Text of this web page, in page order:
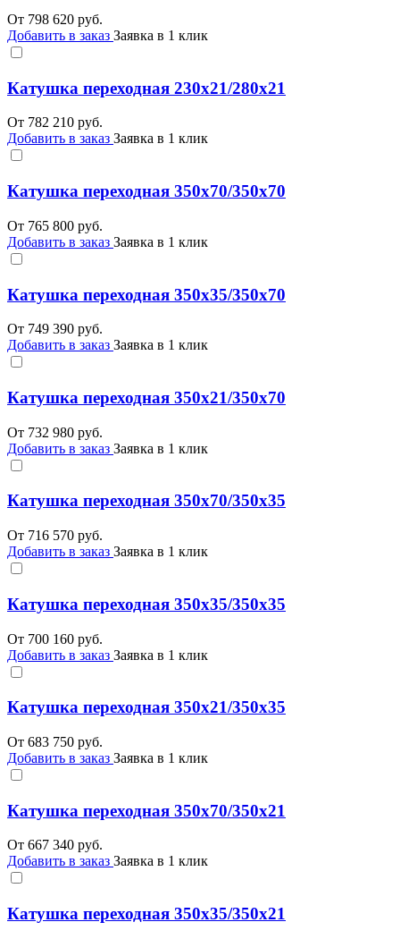
От 798 620 руб.
Добавить в заказ Заявка в 1 клик
Катушка переходная 230х21/280х21
От 782 210 руб.
Добавить в заказ Заявка в 1 клик
Катушка переходная 350х70/350х70
От 765 800 руб.
Добавить в заказ Заявка в 1 клик
Катушка переходная 350х35/350х70
От 749 390 руб.
Добавить в заказ Заявка в 1 клик
Катушка переходная 350х21/350х70
От 732 980 руб.
Добавить в заказ Заявка в 1 клик
Катушка переходная 350х70/350х35
От 716 570 руб.
Добавить в заказ Заявка в 1 клик
Катушка переходная 350х35/350х35
От 700 160 руб.
Добавить в заказ Заявка в 1 клик
Катушка переходная 350х21/350х35
От 683 750 руб.
Добавить в заказ Заявка в 1 клик
Катушка переходная 350х70/350х21
От 667 340 руб.
Добавить в заказ Заявка в 1 клик
Катушка переходная 350х35/350х21